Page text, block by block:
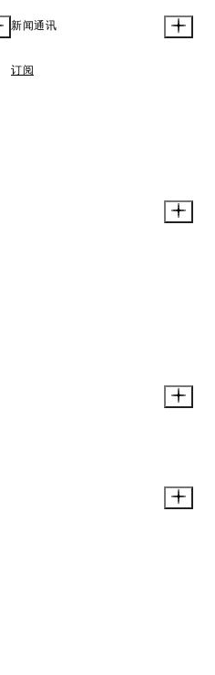
新闻通讯
订阅